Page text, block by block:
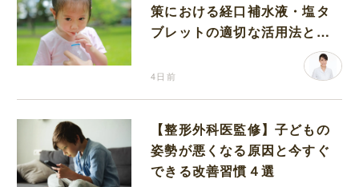
策における経口補水液・塩タ
ブレットの適切な活用法と水
4日前
【整形外科医監修】子どもの
姿勢が悪くなる原因と今すぐ
できる改善習慣４選